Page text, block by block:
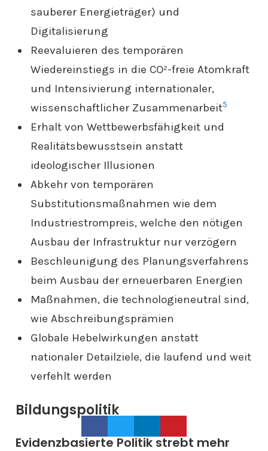
sauberer Energieträger) und
Digitalisierung
Reevaluieren des temporären
Wiedereinstiegs in die CO²-freie Atomkraft
und Intensivierung internationaler,
wissenschaftlicher Zusammenarbeit5
Erhalt von Wettbewerbsfähigkeit und
Realitätsbewusstsein anstatt
ideologischer Illusionen
Abkehr von temporären
Substitutionsmaßnahmen wie dem
Industriestrompreis, welche den nötigen
Ausbau der Infrastruktur nur verzögern
Beschleunigung des Planungsverfahrens
beim Ausbau der erneuerbaren Energien
Maßnahmen, die technologieneutral sind,
wie Abschreibungsprämien
Globale Hebelwirkungen anstatt
nationaler Detailziele, die laufend und weit
verfehlt werden
Bildungspolitik
Evidenzbasierte Politik strebt mehr